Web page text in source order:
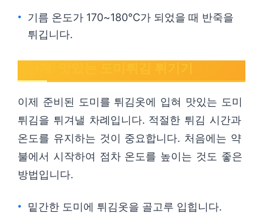
기름 온도가 170~180℃가 되었을 때 반죽을
튀깁니다.
이제 준비된 도미를 튀김옷에 입혀 맛있는 도미
튀김을 튀겨낼 차례입니다. 적절한 튀김 시간과
온도를 유지하는 것이 중요합니다. 처음에는 약
불에서 시작하여 점차 온도를 높이는 것도 좋은
방법입니다.
밑간한 도미에 튀김옷을 골고루 입힙니다.